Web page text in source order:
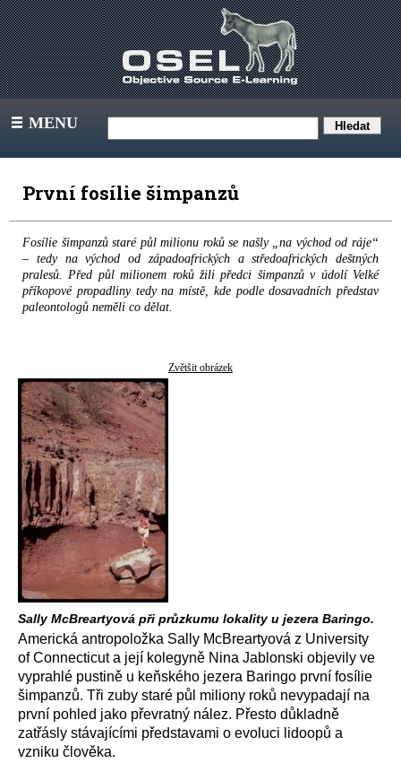
III MENU
První fosílie šimpanzů
Fosílie šimpanzů staré půl milionu roků se našly „na východ od ráje“
– tedy na východ od západoafrických a středoafrických deštných
pralesů. Před půl milionem roků žili předci šimpanzů v údolí Velké
příkopové propadliny tedy na místě, kde podle dosavadních představ
paleontologů neměli co dělat.
Zvětšit obrázek
Sally McBreartyová při průzkumu lokality u jezera Baringo.
Americká antropoložka Sally McBreartyová z University
of Connecticut a její kolegyně Nina Jablonski objevily ve
vyprahlé pustině u keňského jezera Baringo první fosílie
šimpanzů. Tři zuby staré půl miliony roků nevypadají na
první pohled jako převratný nález. Přesto důkladně
zatřásly stávajícími představami o evoluci lidoopů a
vzniku člověka.